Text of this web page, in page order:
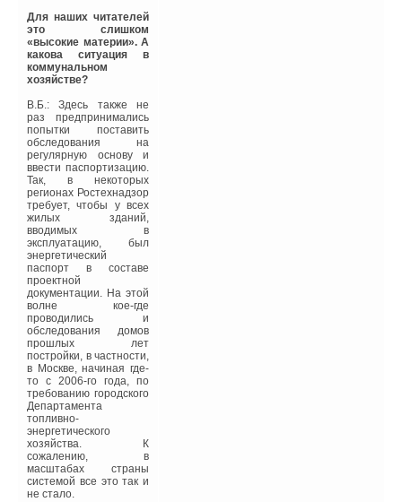
Для наших читателей
это слишком
«высокие материи». А
какова ситуация в
коммунальном
хозяйстве?
В.Б.: Здесь также не
раз предпринимались
попытки поставить
обследования на
регулярную основу и
ввести паспортизацию.
Так, в некоторых
регионах Ростехнадзор
требует, чтобы у всех
жилых зданий,
вводимых в
эксплуатацию, был
энергетический
паспорт в составе
проектной
документации. На этой
волне кое-где
проводились и
обследования домов
прошлых лет
постройки, в частности,
в Москве, начиная где-
то с 2006-го года, по
требованию городского
Департамента
топливно-
энергетического
хозяйства. К
сожалению, в
масштабах страны
системой все это так и
не стало.
5. Dr. Hans Viessmann.
Viessmann
Heizungshandbuch.
Genter Verlag. Stuttgart.
1987.
Niedrigenergie Haeuser.
Oekobuch Verlag. Staufen
bei Freiburg. 2000.
7. HansPeter Sproten.
SHKTechnik in
Niedrigeenergiehaeusern.
IKZHaustechnik Heft
10/2000.
Читайте по теме:
→ Обзор систем защиты от протечек 2026
ЖУРНАЛ СОК ИЮНЬ 2026
→
Совершенствование отопительно-вентиляционных
систем коррекцией процессов регулирования
ЖУРНАЛ СОК ИЮНЬ 2026
→
Система Качества РЕХАУ: как цифровые технологии
помогают защитить рынок от подделок
ЖУРНАЛ СОК ИЮНЬ 2026
→ Тёплый пол Giacomini — решение в комплекте!
ЖУРНАЛ СОК МАЙ 2026
→
Термоокислительная деструкция — основной фактор
сокращения срока службы полипропиленовых труб
ЖУРНАЛ СОК МАЙ 2026